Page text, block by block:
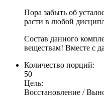
Пора забыть об
расти в любой
Состав данного
веществам! Вместе с
Количество порций:
50
Цель:
Восстановление /